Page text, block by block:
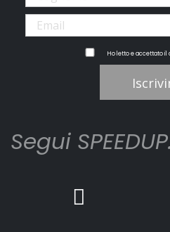
Ho letto e accettato il
Segui